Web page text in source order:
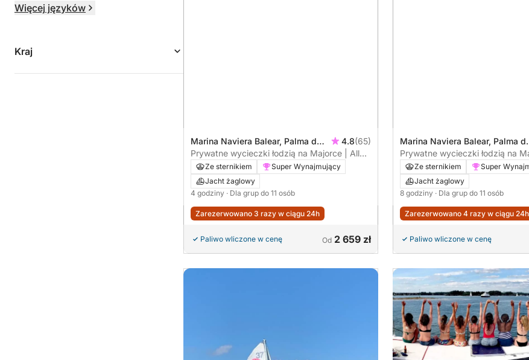
Więcej języków
Kraj
Marina Naviera Balear, Palma de
Mallorca, Hiszpania
4.8(65)
Prywatne wycieczki łodzią na Majorce | All
Inclusive i zabawki wodne – 4-godzinna,
półdniowa wycieczka (K4)
Ze sternikiem
Super Wynajmujący
Jacht żaglowy
4 godziny · Dla grup do 11 osób
Zarezerwowano 3 razy w ciągu 24h
Paliwo wliczone w cenę Od 2 659 zł
Marina Naviera Balear, Palma
Mallorca, Hiszpania
Prywatne wycieczki łodzią na
Inclusive i zabawki wodne – 8-
całodniowa wycieczka (K8)
Ze sternikiem
Super
Jacht żaglowy
8 godziny · Dla grup do 11 osób
Zarezerwowano 4 razy w ciągu 24h
Paliwo wliczone w cenę